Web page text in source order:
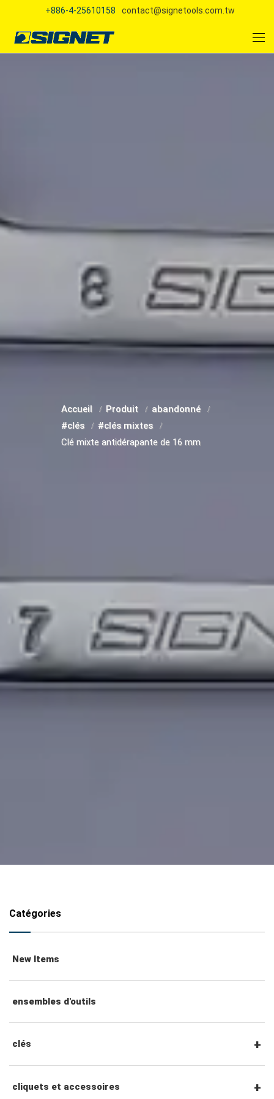
+886-4-25610158 contact@signetools.com.tw
Accueil Produit
abandonné
#clés
#clés mixtes
Clé mixte antidérapante de 16 mm
Catégories
New Items
ensembles d'outils
clés
clés mixtes
cliquets et accessoires